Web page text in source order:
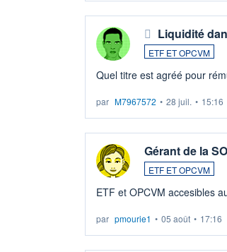
Liquidité
ETF ET OPCVM
Quel titre est agréé pour
par M7967572 • 28 juil. • 15:16
Gérant de la
ETF ET OPCVM
ETF et OPCVM
par pmourie1 • 05 août • 17:16